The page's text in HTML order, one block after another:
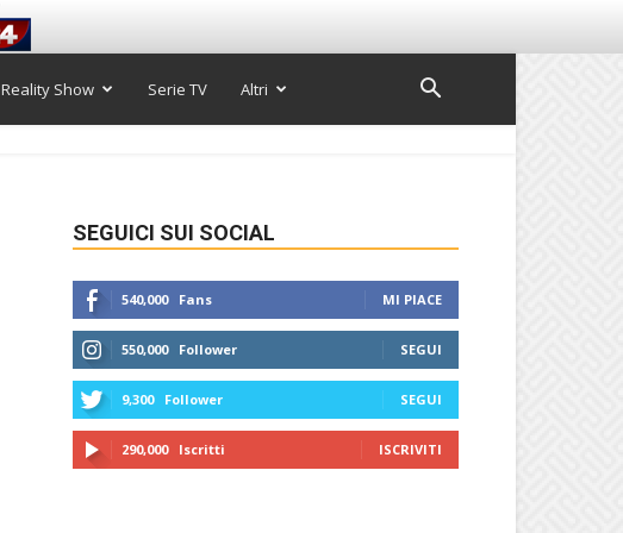
Reality Show Serie TV Altri
SEGUICI SUI SOCIAL
540,000 Fans MI PIACE
550,000 Follower SEGUI
9,300 Follower SEGUI
290,000 Iscritti ISCRIVITI